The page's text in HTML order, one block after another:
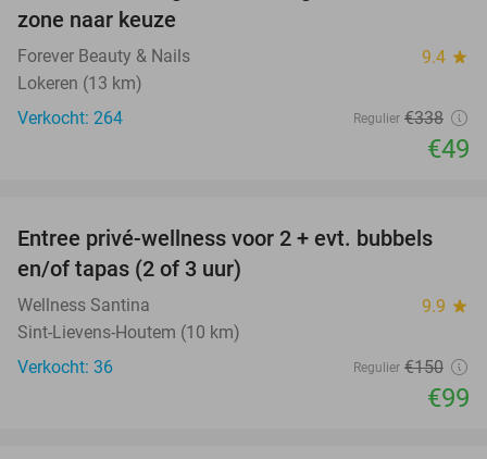
zone naar keuze
Forever Beauty & Nails 9.4 star
Lokeren (13 km)
Verkocht: 264
Regulier €338
€49
34%
Entree privé-wellness voor 2 + evt. bubbels
en/of tapas (2 of 3 uur)
Wellness Santina 9.9 star
Sint-Lievens-Houtem (10 km)
Verkocht: 36
Regulier €150
€99